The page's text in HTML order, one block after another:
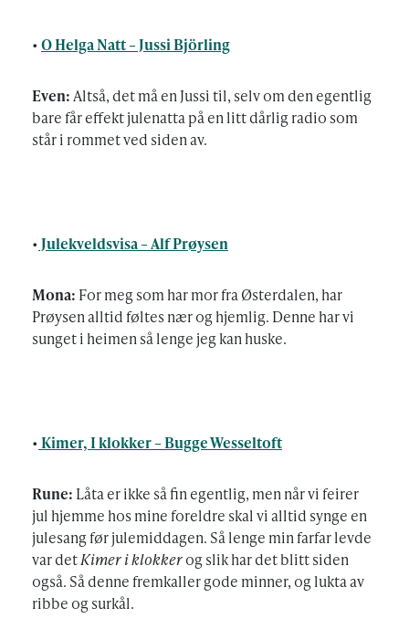
• O Helga Natt – Jussi Björling
Even:Altså, det må en Jussi til, selv om den egentlig
bare får effekt julenatta på en litt dårlig radio som
står i rommet ved siden av.
• Julekveldsvisa – Alf Prøysen
Mona: For meg som har mor fra Østerdalen, har
Prøysen alltid føltes nær og hjemlig. Denne har vi
sunget i heimen så lenge jeg kan huske.
• Kimer, I klokker – Bugge Wesseltoft
Rune: Låta er ikke så fin egentlig, men når vi feirer
jul hjemme hos mine foreldre skal vi alltid synge en
julesang før julemiddagen. Så lenge min farfar levde
var detKimer i klokkerog slik har det blitt siden
også. Så denne fremkaller gode minner, og lukta av
ribbe og surkål.